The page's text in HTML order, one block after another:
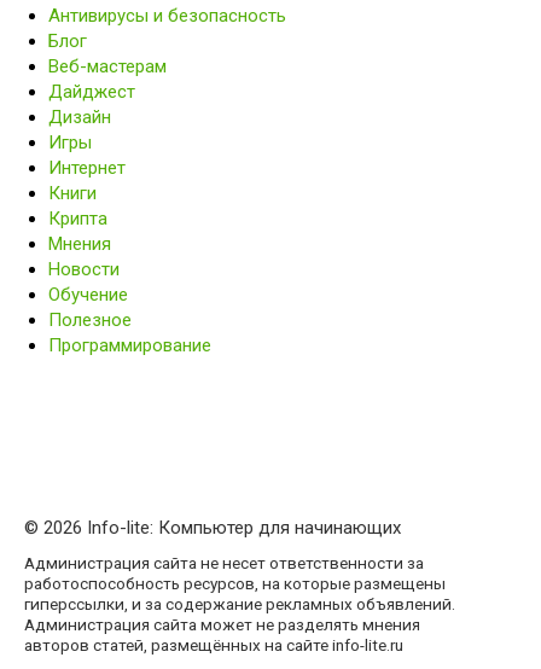
Антивирусы и безопасность
Блог
Веб-мастерам
Дайджест
Дизайн
Игры
Интернет
Книги
Крипта
Мнения
Новости
Обучение
Полезное
Программирование
© 2026 Info-lite: Компьютер для начинающих
Администрация сайта не несет ответственности за
работоспособность ресурсов, на которые размещены
гиперссылки, и за содержание рекламных объявлений.
Администрация сайта может не разделять мнения
авторов статей, размещённых на сайте info-lite.ru